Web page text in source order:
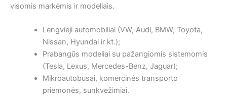
visomis markėmis ir modeliais.
Lengvieji automobiliai (VW, Audi, BMW, Toyota,
Nissan, Hyundai ir kt.);
Prabangūs modeliai su pažangiomis sistemomis
(Tesla, Lexus, Mercedes-Benz, Jaguar);
Mikroautobusai, komercinės transporto
priemonės, sunkvežimiai.